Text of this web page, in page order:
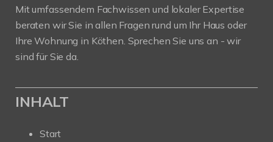
Mit umfassendem Fachwissen und lokaler Expertise
beraten wir Sie in allen Fragen rund um Ihr Haus oder
Ihre Wohnung in Köthen. Sprechen Sie uns an - wir
sind für Sie da.
INHALT
Start